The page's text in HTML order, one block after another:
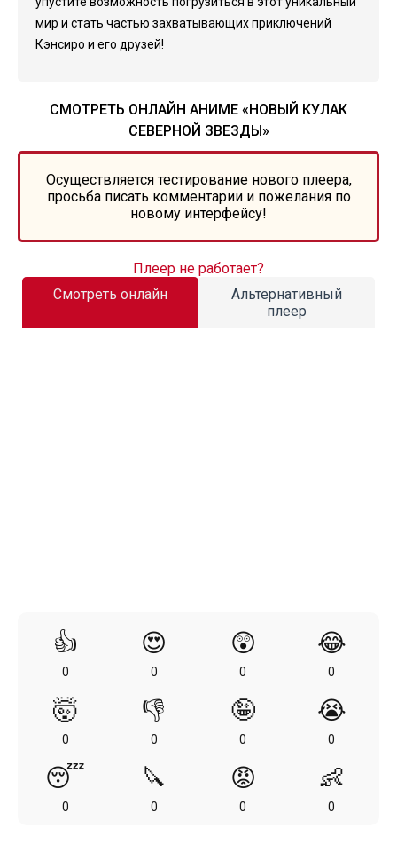
мир и стать частью захватывающих приключений
Кэнсиро и его друзей!
СМОТРЕТЬ ОНЛАЙН АНИМЕ «НОВЫЙ КУЛАК
СЕВЕРНОЙ ЗВЕЗДЫ»
Осуществляется тестирование нового плеера,
просьба писать комментарии и пожелания по
новому интерфейсу!
Смотреть онлайн
Альтернативный
плеер
Плеер не работает?
👍
0
😍
0
😲
0
😂
0
🤯
0
👎
0
🤪
0
😭
0
😴
0
🔪
0
😡
0
👶
0